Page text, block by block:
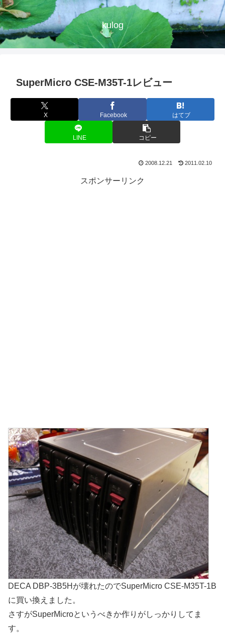
kulog
SuperMicro CSE-M35T-1レビュー
X Facebook はてブ
LINE コピー
2008.12.21 2011.02.10
スポンサーリンク
DECA DBP-3B5Hが壊れたのでSuperMicro CSE-M35T-1B
に買い換えました。
さすがSuperMicroというべきか作りがしっかりしてま
す。